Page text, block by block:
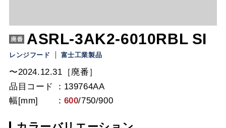
ASRL-3AK2-6010RBL SI
レンジフード 富士工業製品
〜2024.12.31［廃番］
品目コード
139764AA
幅[mm]
600/750/900